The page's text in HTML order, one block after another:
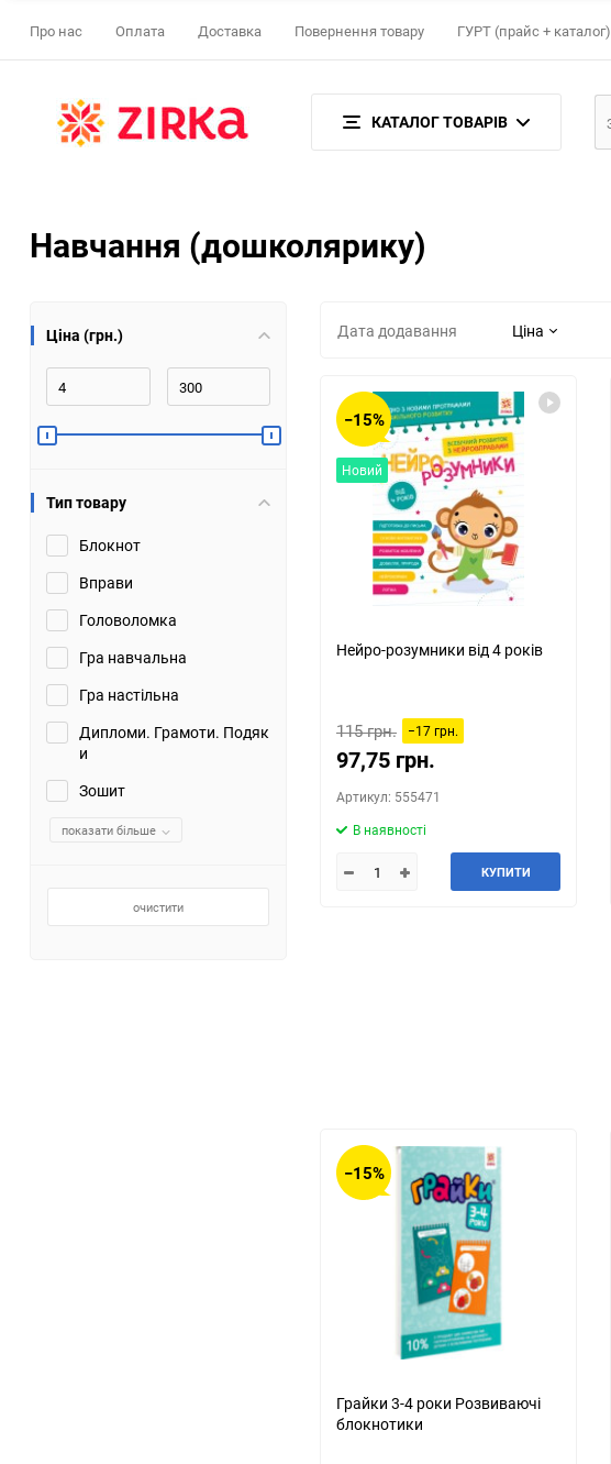
Про нас Оплата Доставка Повернення товару ГУРТ (прайс + каталог)
КАТАЛОГ ТОВАРІВ
Навчання (дошколярику)
Ціна (грн.)
Тип товару
Блокнот
Вправи
Головоломка
Гра навчальна
Гра настільна
Дипломи. Грамоти. Подяк
и
Зошит
показати більше
очистити
Дата додавання Ціна
−15%
Новий
Нейро-розумники від 4 років
115 грн. −17 грн.
97,75 грн.
Артикул: 555471
В наявності
КУПИТИ
−15%
Грайки 3-4 роки Розвиваючі
блокнотики